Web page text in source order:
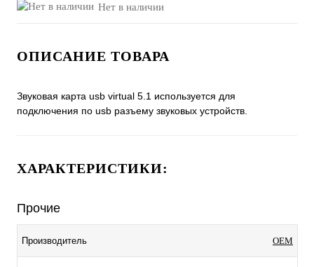
Нет в наличии
ОПИСАНИЕ ТОВАРА
Звуковая карта usb virtual 5.1 используется для
подключения по usb разъему звуковых устройств.
ХАРАКТЕРИСТИКИ:
Прочие
Производитель OEM